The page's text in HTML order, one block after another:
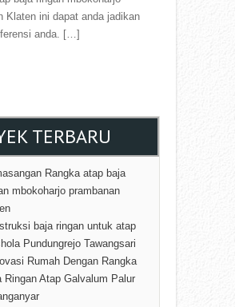
Klaten ini dapat anda jadikan
anda. […]
TERBARU
Rangka atap baja
mbokoharjo prambanan
baja ringan untuk atap
Pundungrejo Tawangsari
Rumah Dengan Rangka
Ringan Atap Galvalum Palur